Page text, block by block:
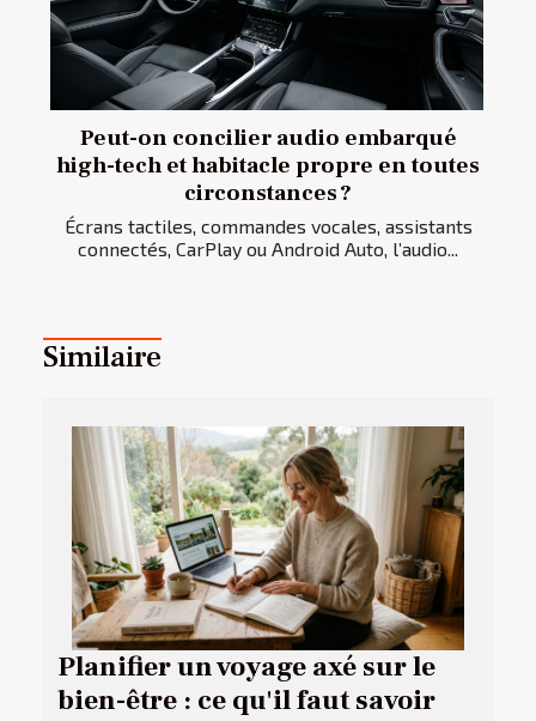
Peut-on concilier audio embarqué
high-tech et habitacle propre en toutes
circonstances ?
Écrans tactiles, commandes vocales, assistants
connectés, CarPlay ou Android Auto, l’audio...
Similaire
Planifier un voyage axé sur le
bien-être : ce qu'il faut savoir